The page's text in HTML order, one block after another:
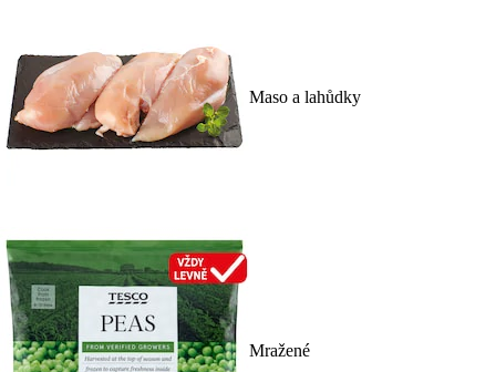
Maso a lahůdky
Mražené